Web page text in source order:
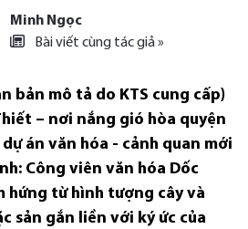
Minh Ngọc
Bài viết cùng tác giả »
bản mô tả do KTS cung cấp)
– nơi nắng gió hòa quyện
án văn hóa - cảnh quan mới
Công viên văn hóa Dốc
hứng từ hình tượng cây và
sản gắn liền với ký ức của